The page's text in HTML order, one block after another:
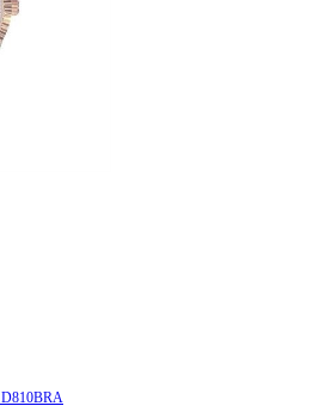
ساعة معصم متی تیسوت الطراز D810BRA